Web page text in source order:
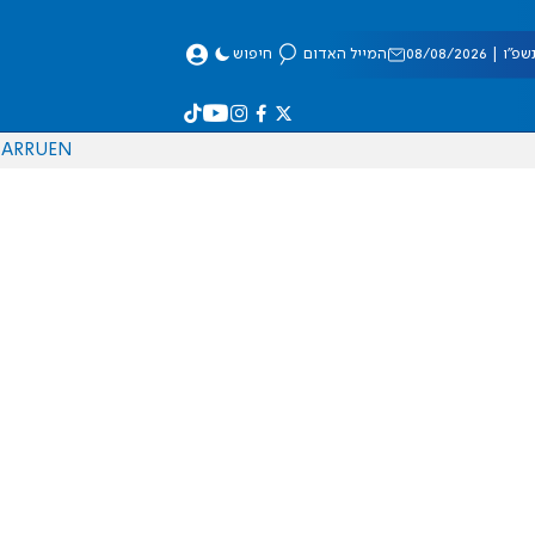
08/2026 המייל האדום חיפוש
EN
RU
AR